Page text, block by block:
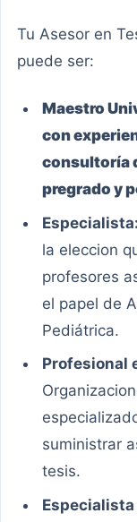
Tu Asesor en
puede ser:
Maestro
con
consultoría
pregrado y
Especialista:
la eleccion
profesores
el papel de
Pediátrica.
Profesional
suministrar
tesis.
Especialista